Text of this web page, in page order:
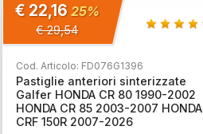
€ 22,16 25%
€ 29,54
Cod. Articolo: FD076G1396
Pastiglie anteriori sinterizzate
Galfer HONDA CR 80 1990-2002
HONDA CR 85 2003-2007 HONDA
CRF 150R 2007-2026